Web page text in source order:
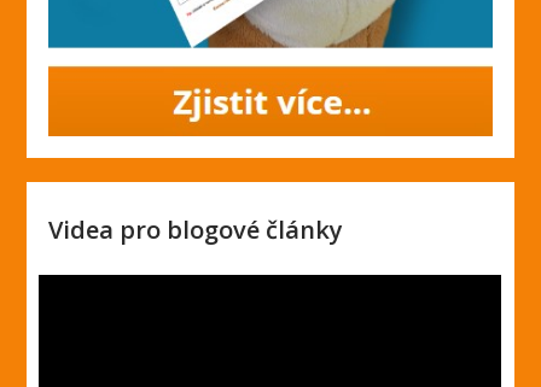
Videa pro blogové články